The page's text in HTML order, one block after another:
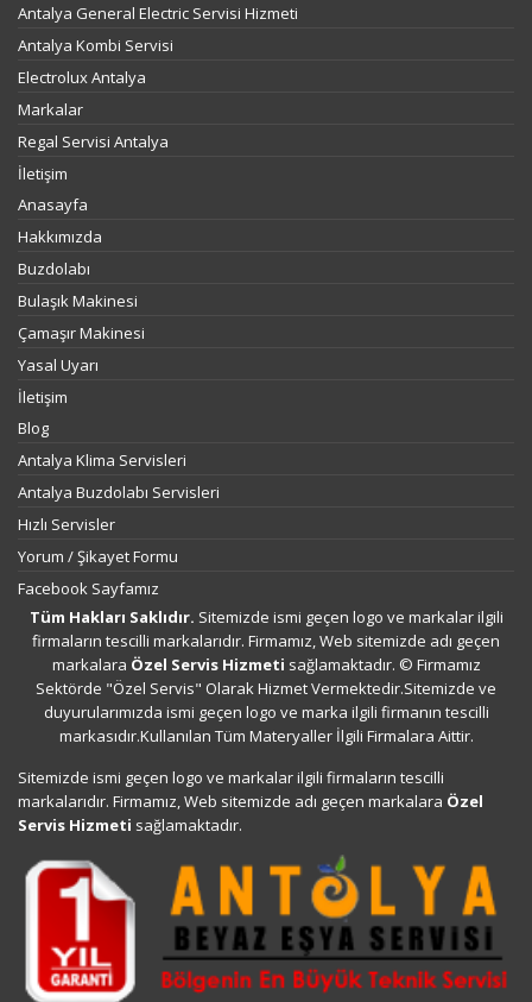
Antalya General Electric Servisi Hizmeti
Antalya Kombi Servisi
Electrolux Antalya
Markalar
Regal Servisi Antalya
İletişim
Anasayfa
Hakkımızda
Buzdolabı
Bulaşık Makinesi
Çamaşır Makinesi
Yasal Uyarı
İletişim
Blog
Antalya Klima Servisleri
Antalya Buzdolabı Servisleri
Hızlı Servisler
Yorum / Şikayet Formu
Facebook Sayfamız
Tüm Hakları Saklıdır. Sitemizde ismi geçen logo ve markalar ilgili
firmaların tescilli markalarıdır. Firmamız, Web sitemizde adı geçen
markalara Özel Servis Hizmeti sağlamaktadır. © Firmamız
Sektörde "Özel Servis" Olarak Hizmet Vermektedir.Sitemizde ve
duyurularımızda ismi geçen logo ve marka ilgili firmanın tescilli
markasıdır.Kullanılan Tüm Materyaller İlgili Firmalara Aittir.
Sitemizde ismi geçen logo ve markalar ilgili firmaların tescilli
markalarıdır. Firmamız, Web sitemizde adı geçen markalara Özel
Servis Hizmeti sağlamaktadır.